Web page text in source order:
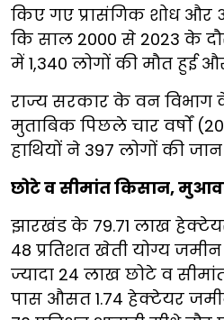
किए गए प्रासंगिक शोध और
कि साल 2000 से 2023 के
में 1,340 लोगों की मौत हुई
राज्य सरकार के वन
मुताबिक पिछले चार वर्षों
हाथियों ने 397 लोगों की जान
छोटे व सीमांत किसान,
झारखंड के 79.71 लाख
48 प्रतिशत खेती योग्य
ज्यादा 24 लाख छोटे व
पास औसत 1.74 हेक्टेयर